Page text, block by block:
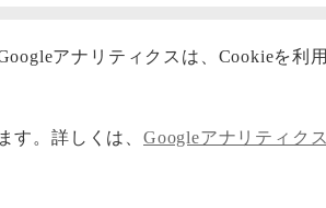
アナリティクスは、Cookieを利用
す。詳しくは、 Googleアナリティクス